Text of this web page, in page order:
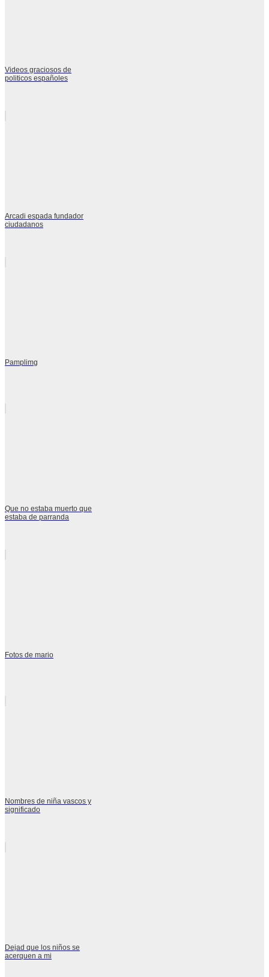
Videos graciosos de
politicos españoles
Arcadi espada fundador
ciudadanos
Pamplimg
Que no estaba muerto que
estaba de parranda
Fotos de mario
Nombres de niña vascos y
significado
Dejad que los niños se
acerquen a mi